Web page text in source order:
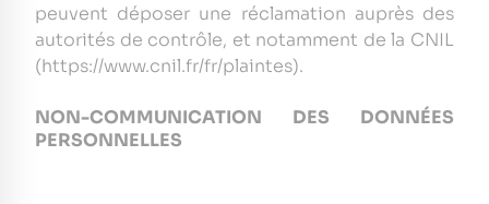
peuvent déposer une réclamation auprès des
autorités de contrôle, et notamment de la CNIL
(https://www.cnil.fr/fr/plaintes).
NON-COMMUNICATION DES DONNÉES
PERSONNELLES